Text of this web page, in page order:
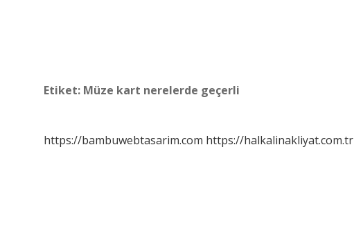
Etiket: Müze kart nerelerde geçerli
https://bambuwebtasarim.com https://halkalinakliyat.com.tr